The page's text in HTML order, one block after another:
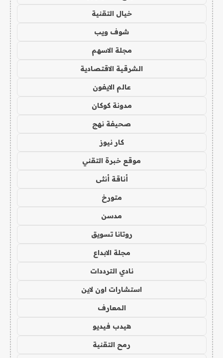
خيال التقنية
شوف ويب
مجلة الاسهم
الشرقية الاقتصادية
عالم الايفون
مدونة كوكان
صحيفة نهج
كار نيوز
موقع خبرة التقني
أناقة أنثى
متورخ
مدسن
روتانا تسويق
مجلة الابداع
نادي الترددات
استشارات اون لاين
المعارف
هيدب فيديو
رمح التقنية